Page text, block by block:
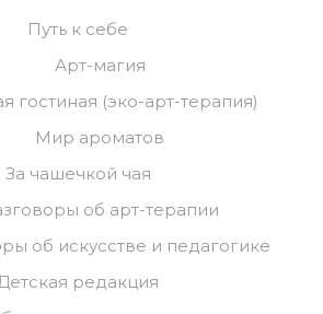
Путь к себе
Арт-магия
гостиная (эко-арт-терапия)
Мир ароматов
За чашечкой чая
об арт-терапии
об искусстве и педагогике
редакция